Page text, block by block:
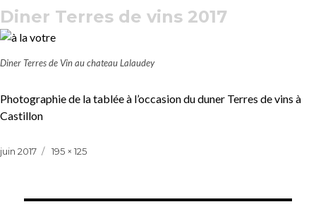
Diner Terres de vins 2017
Diner Terres de Vin au chateau Lalaudey
Photographie de la tablée à l’occasion du duner Terres de vins à
Castillon
Publié
juin 2017
Taille
195 × 125